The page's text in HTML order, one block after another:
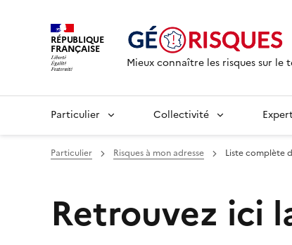
RÉPUBLIQUE
FRANÇAISE
Mieux connaître les risques sur le
Particulier Collectivité
Particulier Risques à mon adresse Liste complète
Retrouvez ici